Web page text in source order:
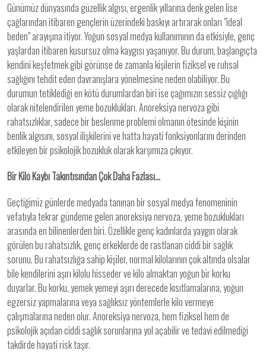
Günümüz dünyasında güzellik algısı, ergenlik yıllarına denk gelen lise
çağlarından itibaren gençlerin üzerindeki baskıyı artırarak onları "ideal
beden" arayışına itiyor. Yoğun sosyal medya kullanımının da etkisiyle, genç
yaşlardan itibaren kusursuz olma kaygısı yaşanıyor. Bu durum, başlangıçta
kendini keşfetmek gibi görünse de zamanla kişilerin fiziksel ve ruhsal
sağlığını tehdit eden davranışlara yönelmesine neden olabiliyor. Bu
durumun tetiklediği en kötü durumlardan biri ise çağımızın sessiz çığlığı
olarak nitelendirilen yeme bozuklukları. Anoreksiya nervoza gibi
rahatsızlıklar, sadece bir beslenme problemi olmanın ötesinde kişinin
benlik algısını, sosyal ilişkilerini ve hatta hayati fonksiyonlarını derinden
etkileyen bir psikolojik bozukluk olarak karşımıza çıkıyor.
Bir Kilo Kaybı Takıntısından Çok Daha Fazlası…
Geçtiğimiz günlerde medyada tanınan bir sosyal medya fenomeninin
vefatıyla tekrar gündeme gelen anoreksiya nervoza, yeme bozuklukları
arasında en bilinenlerden biri. Özellikle genç kadınlarda yaygın olarak
görülen bu rahatsızlık, genç erkeklerde de rastlanan ciddi bir sağlık
sorunu. Bu rahatsızlığa sahip kişiler, normal kilolarının çok altında olsalar
bile kendilerini aşırı kilolu hisseder ve kilo almaktan yoğun bir korku
duyarlar. Bu korku, yemek yemeyi aşırı derecede kısıtlamalarına, yoğun
egzersiz yapmalarına veya sağlıksız yöntemlerle kilo vermeye
çalışmalarına neden olur. Anoreksiya nervoza, hem fiziksel hem de
psikolojik açıdan ciddi sağlık sorunlarına yol açabilir ve tedavi edilmediği
takdirde hayati risk taşır.